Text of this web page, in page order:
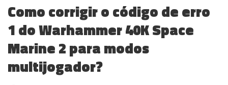
Como corrigir o código de erro
1 do Warhammer 40K Space
Marine 2 para modos
multijogador?